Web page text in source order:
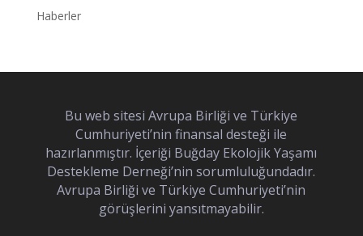
Haberler
Bu web sitesi Avrupa Birliği ve Türkiye
Cumhuriyeti’nin finansal desteği ile
hazırlanmıştır. İçeriği Buğday Ekolojik Yaşamı
Destekleme Derneği’nin sorumluluğundadır.
Avrupa Birliği ve Türkiye Cumhuriyeti’nin
görüşlerini yansıtmayabilir.